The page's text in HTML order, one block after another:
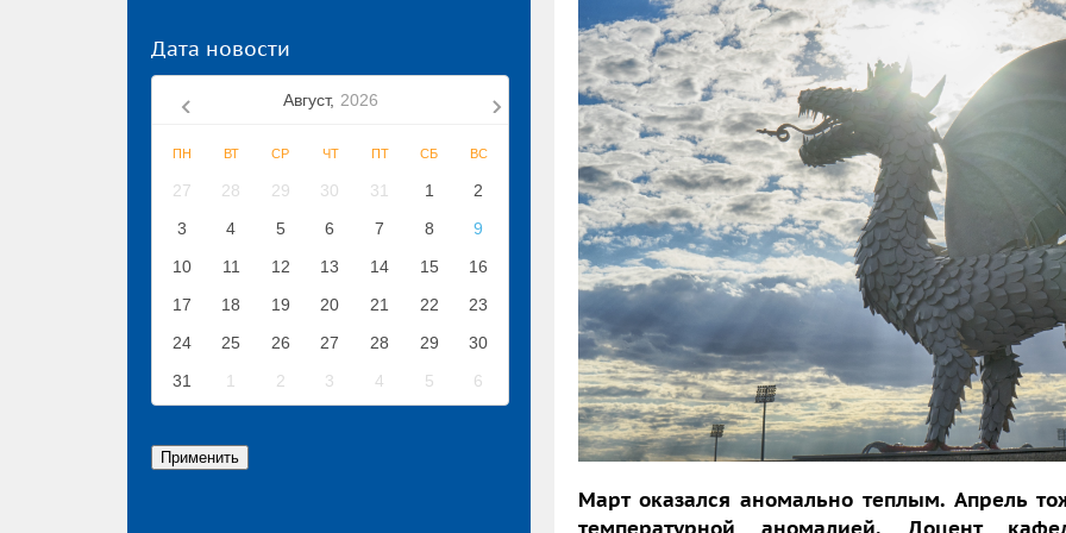
Дата новости
Август, 2026
ПН ВТ СР ЧТ ПТ СБ ВС
27 28 29 30 31 1
2
3
4 5 6 7 8
9
10
11 12 13 14 15
16
17
18 19 20 21 22
23
24
25 26 27 28 29
30
31
1 2 3 4 5 6
Март оказался аномально теплым. Апрель
температурной аномалией.
Доцент